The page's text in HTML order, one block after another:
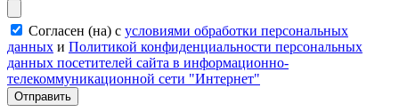
Согласен (на) с условиями обработки персональных
данных и Политикой конфиденциальности персональных
данных посетителей сайта в информационно-
телекоммуникационной сети "Интернет"
Отправить